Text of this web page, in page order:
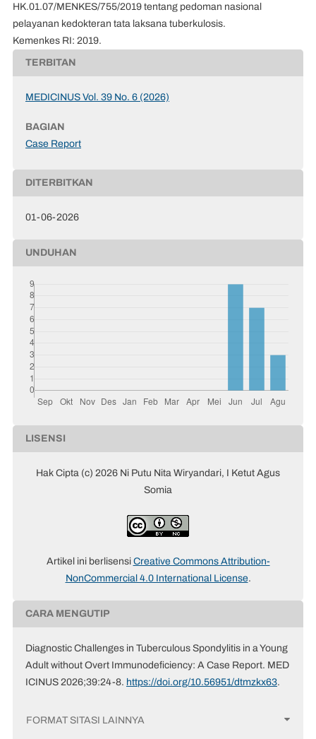
HK.01.07/MENKES/755/2019 tentang pedoman nasional
pelayanan kedokteran tata laksana tuberkulosis.
Kemenkes RI: 2019.
TERBITAN
MEDICINUS Vol. 39 No. 6 (2026)
BAGIAN
Case Report
DITERBITKAN
01-06-2026
UNDUHAN
LISENSI
Hak Cipta (c) 2026 Ni Putu Nita Wiryandari, I Ketut Agus
Somia
Artikel ini berlisensiCreative Commons Attribution-
NonCommercial 4.0 International License.
CARA MENGUTIP
Diagnostic Challenges in Tuberculous Spondylitis in a Young
Adult without Overt Immunodeficiency: A Case Report. MED
ICINUS 2026;39:24-8. https://doi.org/10.56951/dtmzkx63.
FORMAT SITASI LAINNYA